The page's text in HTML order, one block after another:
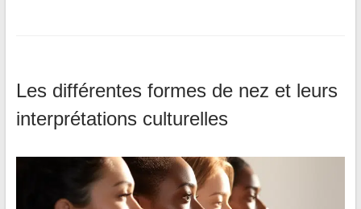
Les différentes formes de nez et leurs
interprétations culturelles